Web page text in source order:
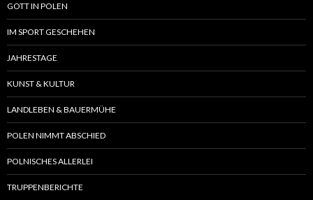
GOTT IN POLEN
IM SPORT GESCHEHEN
JAHRESTAGE
KUNST & KULTUR
LANDLEBEN & BAUERMÜHE
POLEN NIMMT ABSCHIED
POLNISCHES ALLERLEI
TRUPPENBERICHTE